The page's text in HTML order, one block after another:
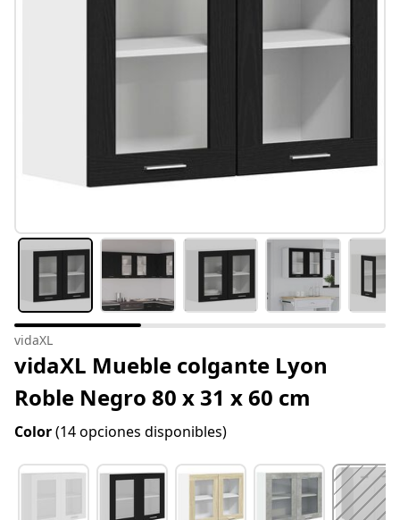
vidaXL
vidaXL Mueble colgante Lyon
Roble Negro 80 x 31 x 60 cm
Color(14 opciones disponibles)